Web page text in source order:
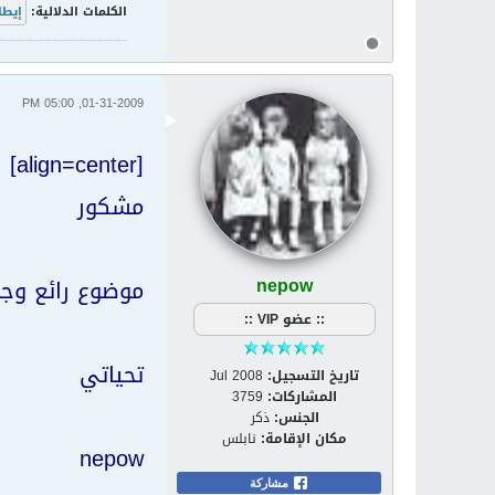
الكلمات الدلالية:
nepow
:: عضو VIP ::
تاريخ التسجيل: Jul 2008
المشاركات: 3759
الجنس: ذكر
مكان الإقامة: نابلس
مشاركة
01-31-2009, 05:00 PM
[align=center]
مشكور
موضوع رائع
تحياتي
nepow